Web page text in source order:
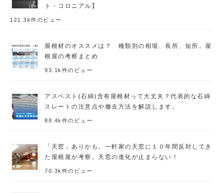
ト・コロニアル】
121.3k件のビュー
屋根材のオススメは？ 種類別の相場、長所、短所。屋
根屋の考察まとめ
93.1k件のビュー
アスベスト(石綿)含有屋根材って大丈夫？代表的な石綿
スレートの注意点や撤去方法を解説します。
88.4k件のビュー
「天窓」ありかも。一軒家の天窓に１０年間反対してき
た屋根屋が考察。天窓の進化が止まらない！
70.3k件のビュー